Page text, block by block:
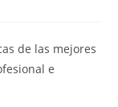
de las mejores
e